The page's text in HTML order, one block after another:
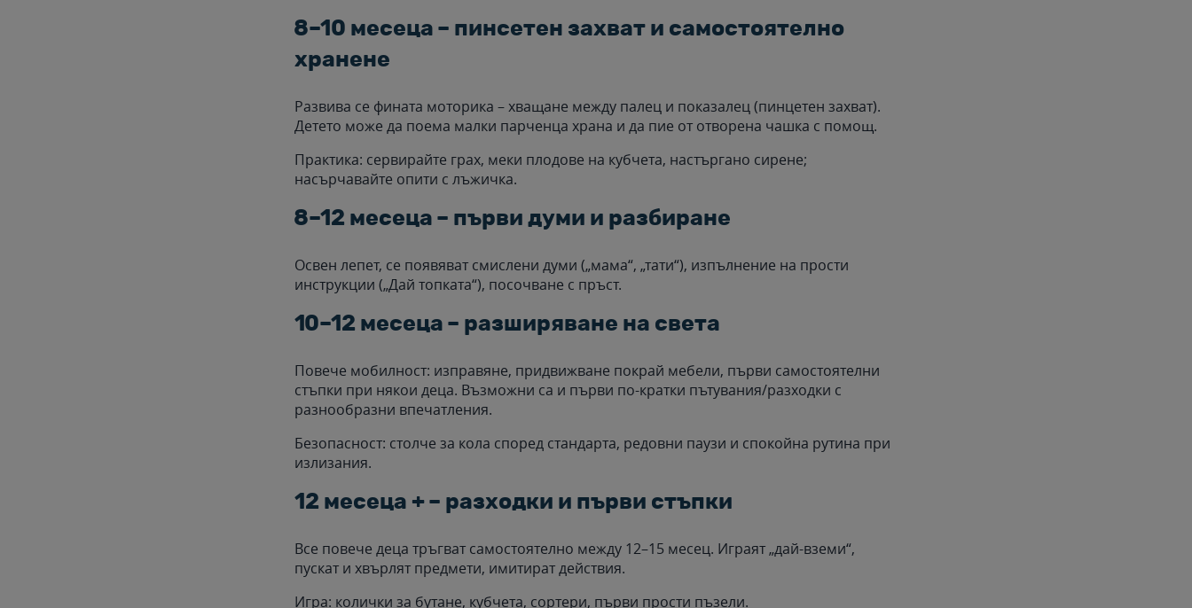
8–10 месеца – пинсетен захват и самостоятелно
хранене
Развива се фината моторика – хващане между палец и показалец (пинцетен захват).
Детето може да поема малки парченца храна и да пие от отворена чашка с помощ.
Практика: сервирайте грах, меки плодове на кубчета, настъргано сирене;
насърчавайте опити с лъжичка.
8–12 месеца – първи думи и разбиране
Освен лепет, се появяват смислени думи („мама“, „тати“), изпълнение на прости
инструкции („Дай топката“), посочване с пръст.
10–12 месеца – разширяване на света
Повече мобилност: изправяне, придвижване покрай мебели, първи самостоятелни
стъпки при някои деца. Възможни са и първи по-кратки пътувания/разходки с
разнообразни впечатления.
Безопасност: столче за кола според стандарта, редовни паузи и спокойна рутина при
излизания.
12 месеца + – разходки и първи стъпки
Все повече деца тръгват самостоятелно между 12–15 месец. Играят „дай-вземи“,
пускат и хвърлят предмети, имитират действия.
Игра: колички за бутане, кубчета, сортери, първи прости пъзели.